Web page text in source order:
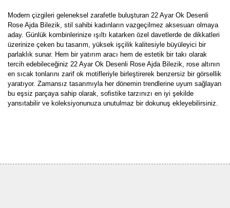
Modern çizgileri geleneksel zarafetle buluşturan 22 Ayar Ok Desenli
Rose Ajda Bilezik, stil sahibi kadınların vazgeçilmez aksesuarı olmaya
aday. Günlük kombinlerinize ışıltı katarken özel davetlerde de dikkatleri
üzerinize çeken bu tasarım, yüksek işçilik kalitesiyle büyüleyici bir
parlaklık sunar. Hem bir yatırım aracı hem de estetik bir takı olarak
tercih edebileceğiniz 22 Ayar Ok Desenli Rose Ajda Bilezik, rose altının
en sıcak tonlarını zarif ok motifleriyle birleştirerek benzersiz bir görsellik
yaratıyor. Zamansız tasarımıyla her dönemin trendlerine uyum sağlayan
bu eşsiz parçaya sahip olarak, sofistike tarzınızı en iyi şekilde
yansıtabilir ve koleksiyonunuza unutulmaz bir dokunuş ekleyebilirsiniz.